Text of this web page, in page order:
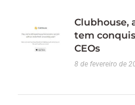
Clubhouse,
tem
CEOs
8 de fevereiro de